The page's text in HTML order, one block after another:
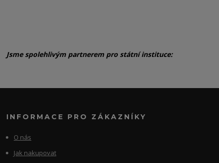
Jsme spolehlivým partnerem pro státní instituce:
INFORMACE PRO ZÁKAZNÍKY
O nás
Jak nakupovat